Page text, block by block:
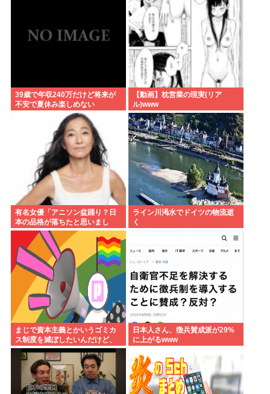
39歳で年収240万だけど将来が
不安で夏休み楽しめない
【動画】枕営業の現実(リア
ル)www
有名女優「アニソン盆踊り？日
本の品格が落ちたと思いまし
た」
ライン川渇水でドイツの物流逝
く
まじで資本主義とかいうゴミカ
ス制度を滅ぼしたいんだけど、
どうしたらいい？
日本人さん、徴兵賛成派が29%
に上がるwww